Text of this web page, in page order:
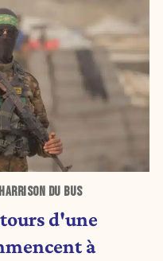
DU BUS
d'une
à